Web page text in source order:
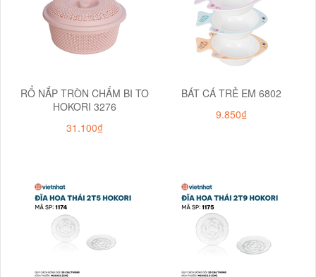
RỔ NẮP TRÒN CHẤM BI TO
HOKORI 3276
31.100₫
BÁT CÁ TRẺ EM 6802
9.850₫